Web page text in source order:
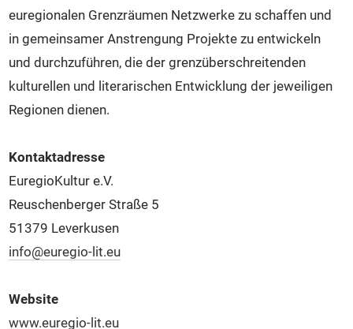
euregionalen Grenzräumen Netzwerke zu schaffen und
in gemeinsamer Anstrengung Projekte zu entwickeln
und durchzuführen, die der grenzüberschreitenden
kulturellen und literarischen Entwicklung der jeweiligen
Regionen dienen.
Kontaktadresse
EuregioKultur e.V.
Reuschenberger Straße 5
51379 Leverkusen
info@euregio-lit.eu
Website
www.euregio-lit.eu